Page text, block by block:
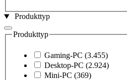
Produkttyp
Produkttyp
Gaming-PC (3.455)
Desktop-PC (2.924)
Mini-PC (369)